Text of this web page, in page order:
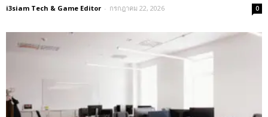
i3siam Tech & Game Editor - กรกฎาคม 22, 2026 0